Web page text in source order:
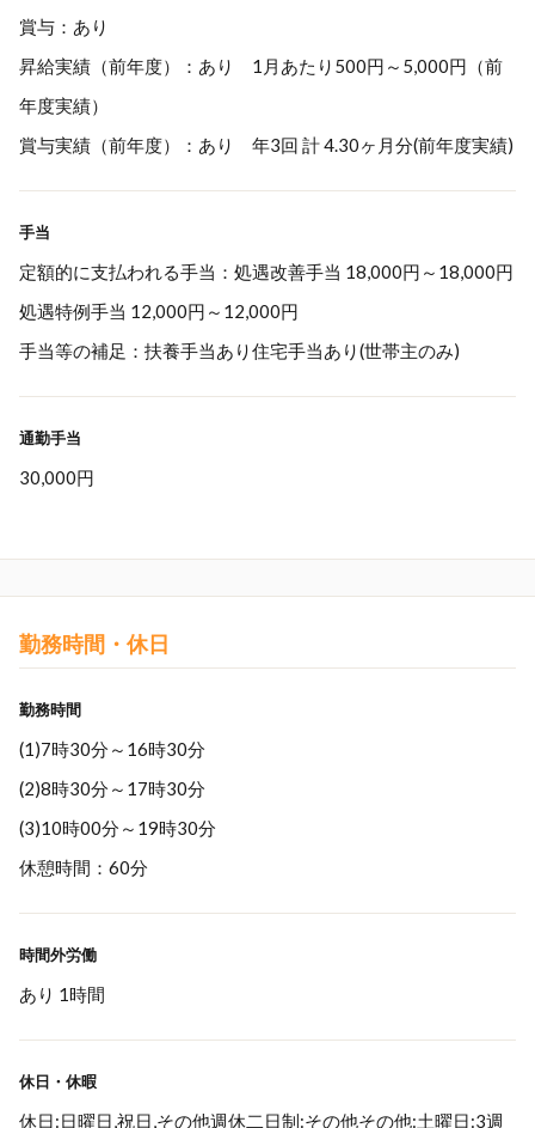
賞与：あり
昇給実績（前年度）：あり 1月あたり500円～5,000円（前
年度実績）
賞与実績（前年度）：あり 年3回 計 4.30ヶ月分(前年度実績)
手当
定額的に支払われる手当：処遇改善手当 18,000円～18,000円
処遇特例手当 12,000円～12,000円
手当等の補足：扶養手当あり住宅手当あり(世帯主のみ)
通勤手当
30,000円
勤務時間・休日
勤務時間
(1)7時30分～16時30分
(2)8時30分～17時30分
(3)10時00分～19時30分
休憩時間：60分
時間外労働
あり 1時間
休日・休暇
休日:日曜日,祝日,その他週休二日制:その他その他:土曜日:3週